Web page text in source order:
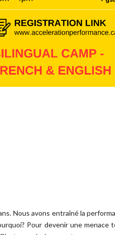
Nous avons entraîné la
Pour devenir une menace